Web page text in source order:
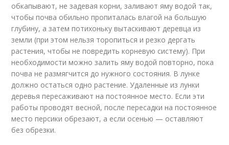
обкапывают, не задевая корни, заливают яму водой так,
чтобы почва обильно пропиталась влагой на большую
глубину, а затем потихоньку вытаскивают деревца из
земли (при этом нельзя торопиться и резко дергать
растения, чтобы не повредить корневую систему). При
необходимости можно залить яму водой повторно, пока
почва не размягчится до нужного состояния. В лунке
должно остаться одно растение. Удаленные из лунки
деревья пересаживают на постоянное место. Если эти
работы проводят весной, после пересадки на постоянное
место персики обрезают, а если осенью — оставляют
без обрезки.